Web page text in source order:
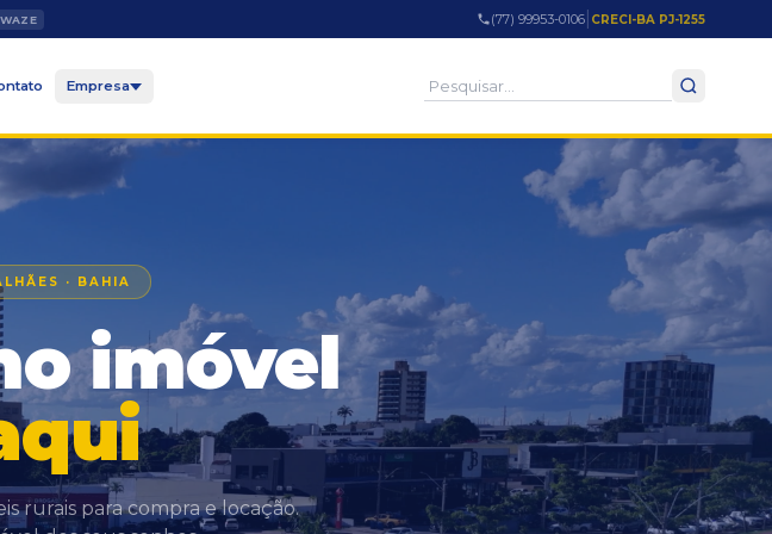
WAZE (77) 99953-0106 CRECI-BA PJ-1255
Empresa
· BAHIA
imóvel
rurais para compra e locação.